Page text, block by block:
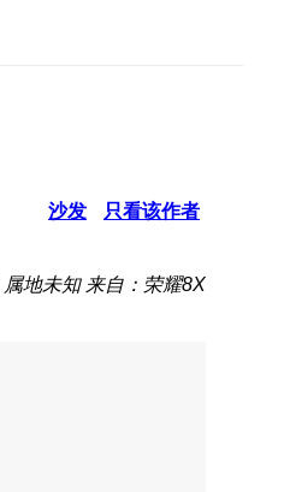
沙发 只看该作者
属地未知 来自：荣耀8X